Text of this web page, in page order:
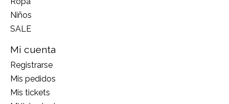
Niños
SALE
Mi cuenta
Registrarse
Mis pedidos
Mis tickets